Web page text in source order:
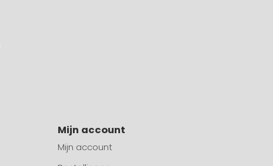
Mijn account
Mijn account